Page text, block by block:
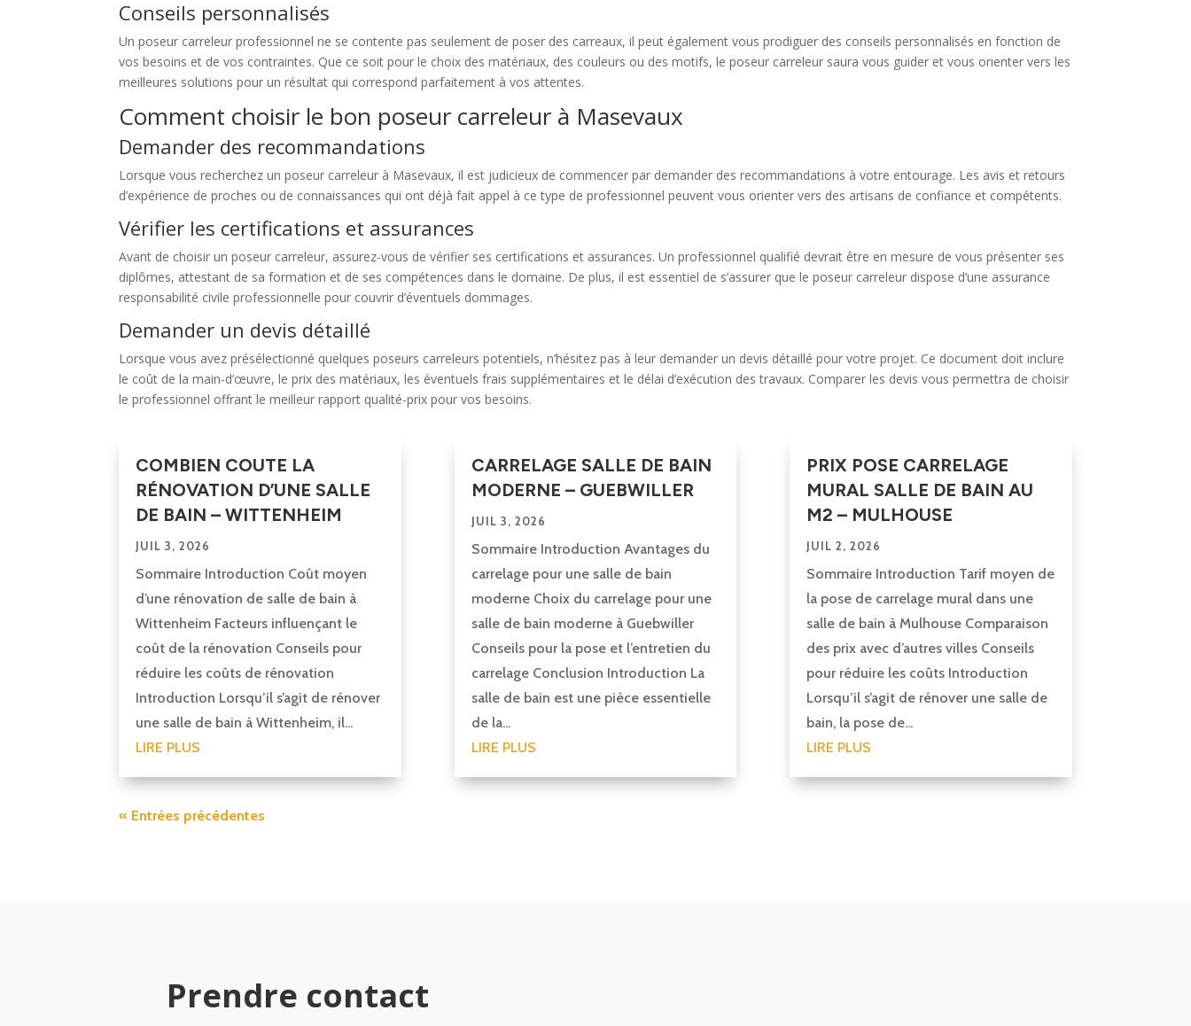
Conseils personnalisés
Un poseur carreleur professionnel ne se contente pas seulement de poser des carreaux, il peut également vous prodiguer des conseils personnalisés en fonction de
vos besoins et de vos contraintes. Que ce soit pour le choix des matériaux, des couleurs ou des motifs, le poseur carreleur saura vous guider et vous orienter vers les
meilleures solutions pour un résultat qui correspond parfaitement à vos attentes.
Comment choisir le bon poseur carreleur à Masevaux
Demander des recommandations
Lorsque vous recherchez un poseur carreleur à Masevaux, il est judicieux de commencer par demander des recommandations à votre entourage. Les avis et retours
d’expérience de proches ou de connaissances qui ont déjà fait appel à ce type de professionnel peuvent vous orienter vers des artisans de confiance et compétents.
Vérifier les certifications et assurances
Avant de choisir un poseur carreleur, assurez-vous de vérifier ses certifications et assurances. Un professionnel qualifié devrait être en mesure de vous présenter ses
diplômes, attestant de sa formation et de ses compétences dans le domaine. De plus, il est essentiel de s’assurer que le poseur carreleur dispose d’une assurance
responsabilité civile professionnelle pour couvrir d’éventuels dommages.
Demander un devis détaillé
Lorsque vous avez présélectionné quelques poseurs carreleurs potentiels, n’hésitez pas à leur demander un devis détaillé pour votre projet. Ce document doit inclure
le coût de la main-d’œuvre, le prix des matériaux, les éventuels frais supplémentaires et le délai d’exécution des travaux. Comparer les devis vous permettra de choisir
le professionnel offrant le meilleur rapport qualité-prix pour vos besoins.
COMBIEN COUTE LA
RÉNOVATION D’UNE SALLE
DE BAIN – WITTENHEIM
JUIL 3, 2026
Sommaire Introduction Coût moyen
d’une rénovation de salle de bain à
Wittenheim Facteurs influençant le
coût de la rénovation Conseils pour
réduire les coûts de rénovation
Introduction Lorsqu’il s’agit de rénover
une salle de bain à Wittenheim, il...
LIRE PLUS
CARRELAGE SALLE DE BAIN
MODERNE – GUEBWILLER
JUIL 3, 2026
Sommaire Introduction Avantages du
carrelage pour une salle de bain
moderne Choix du carrelage pour une
salle de bain moderne à Guebwiller
Conseils pour la pose et l’entretien du
carrelage Conclusion Introduction La
salle de bain est une pièce essentielle
de la...
LIRE PLUS
PRIX POSE CARRELAGE
MURAL SALLE DE BAIN AU
M2 – MULHOUSE
JUIL 2, 2026
Sommaire Introduction Tarif moyen de
la pose de carrelage mural dans une
salle de bain à Mulhouse Comparaison
des prix avec d’autres villes Conseils
pour réduire les coûts Introduction
Lorsqu’il s’agit de rénover une salle de
bain, la pose de...
LIRE PLUS
« Entrées précédentes
Prendre contact